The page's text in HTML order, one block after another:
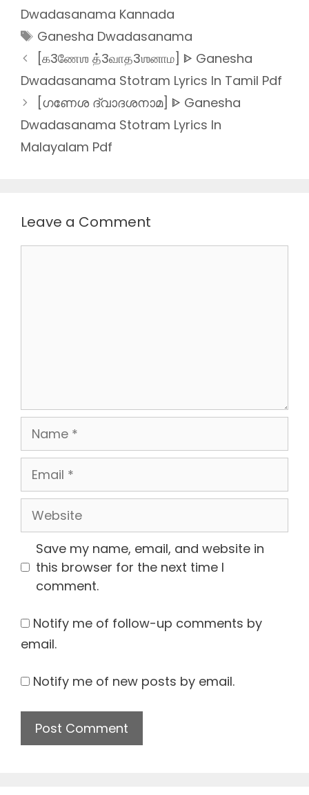
Dwadasanama Kannada
Tags
Ganesha Dwadasanama
[க3ணேஶ த்3வாத3ஶனாம] ᐈ Ganesha
Dwadasanama Stotram Lyrics In Tamil Pdf
[ഗണേശ ദ്വാദശനാമ] ᐈ Ganesha
Dwadasanama Stotram Lyrics In
Malayalam Pdf
Leave a Comment
Name
Email
Website
Save my name, email, and website in
this browser for the next time I
comment.
Notify me of follow-up comments by
email.
Notify me of new posts by email.